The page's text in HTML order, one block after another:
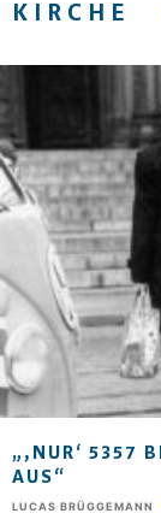
KIRCHE
„,NUR‘ 5357
AUS“
LUCAS BRÜGGEMANN